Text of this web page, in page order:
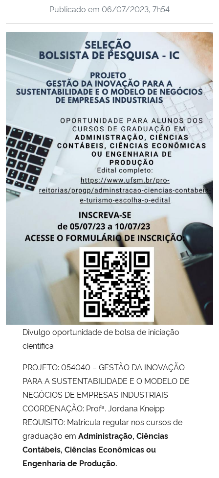
Ministério da Cidadania
Ministério da Saúde
Ministério de Minas e Energia
Ministério da Ciência, Tecnologia, Inovações e Comunicações
Ministério do Turismo
Ministério do Desenvolvimento Regional
Controladoria-Geral da União
Ministério da Mulher, da Família e dos Direitos Humanos
Secretaria-Geral
Gabinete de Segurança Institucional
Banco Central do Brasil
Planalto
Publicado em 06/07/2023, 7h54
Divulgo oportunidade de bolsa de iniciação
científica
PROJETO: 054040 – GESTÃO DA INOVAÇÃO
PARA A SUSTENTABILIDADE E O MODELO DE
NEGÓCIOS DE EMPRESAS INDUSTRIAIS
COORDENAÇÃO: Profª. Jordana Kneipp
REQUISITO: Matricula regular nos cursos de
graduação em Administração, Ciências
Contábeis, Ciências Econômicas ou
Engenharia de Produção.